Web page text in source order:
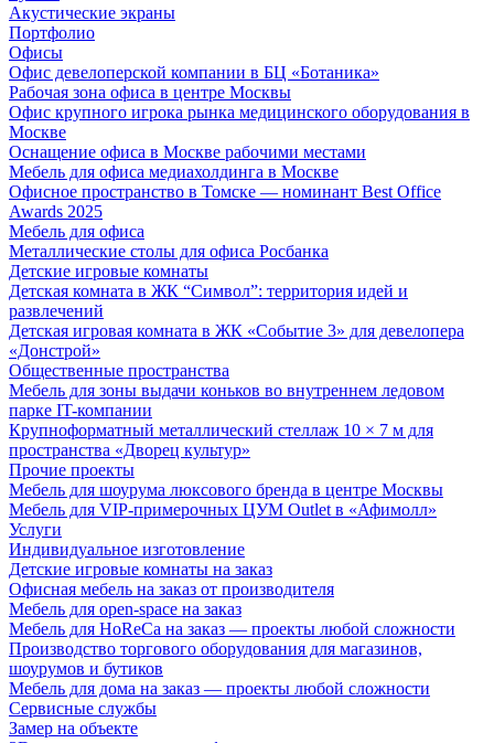
Акустические экраны
Портфолио
Офисы
Офис девелоперской компании в БЦ «Ботаника»
Рабочая зона офиса в центре Москвы
Офис крупного игрока рынка медицинского оборудования в
Москве
Оснащение офиса в Москве рабочими местами
Мебель для офиса медиахолдинга в Москве
Офисное пространство в Томске — номинант Best Office
Awards 2025
Мебель для офиса
Металлические столы для офиса Росбанка
Детские игровые комнаты
Детская комната в ЖК “Символ”: территория идей и
развлечений
Детская игровая комната в ЖК «Событие 3» для девелопера
«Донстрой»
Общественные пространства
Мебель для зоны выдачи коньков во внутреннем ледовом
парке IT-компании
Крупноформатный металлический стеллаж 10 × 7 м для
пространства «Дворец культур»
Прочие проекты
Мебель для шоурума люксового бренда в центре Москвы
Мебель для VIP-примерочных ЦУМ Outlet в «Афимолл»
Услуги
Индивидуальное изготовление
Детские игровые комнаты на заказ
Офисная мебель на заказ от производителя
Мебель для open-space на заказ
Мебель для HoReCa на заказ — проекты любой сложности
Производство торгового оборудования для магазинов,
шоурумов и бутиков
Мебель для дома на заказ — проекты любой сложности
Сервисные службы
Замер на объекте